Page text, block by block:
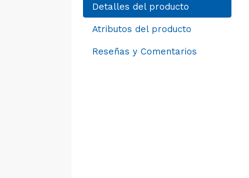
Detalles del producto
Atributos del producto
Reseñas y Comentarios